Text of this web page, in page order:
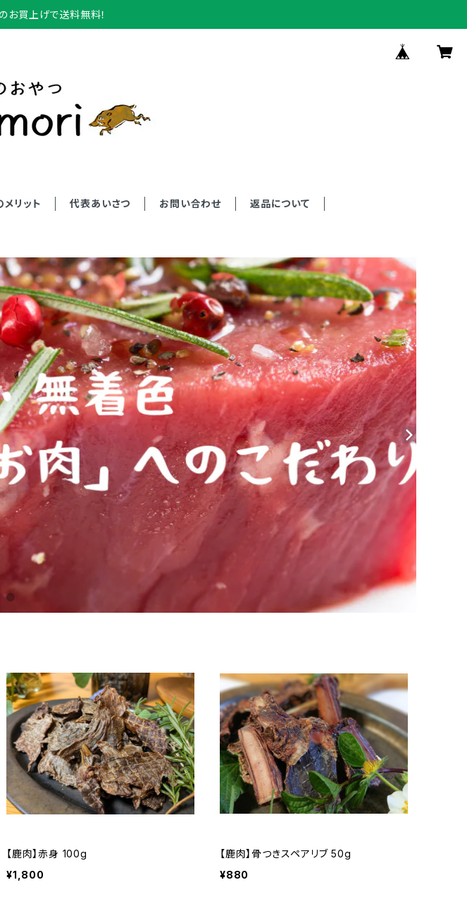
お買上げで送料無料！
リット 代表あいさつ お問い合わせ 返品について
【鹿肉】赤身 100g
¥1,800
【鹿肉】骨つきスペアリブ 50g
¥880